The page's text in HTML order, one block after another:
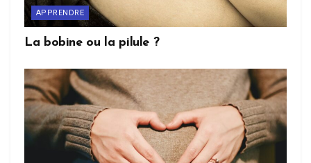
APPRENDRE
La bobine ou la pilule ?